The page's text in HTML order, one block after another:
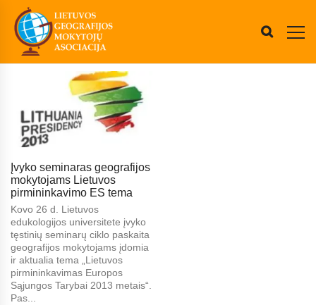
Įvyko seminaras geografijos
mokytojams Lietuvos
pirmininkavimo ES tema
Kovo 26 d. Lietuvos
edukologijos universitete įvyko
tęstinių seminarų ciklo paskaita
geografijos mokytojams įdomia
ir aktualia tema „Lietuvos
pirmininkavimas Europos
Sąjungos Tarybai 2013 metais“.
Pas...